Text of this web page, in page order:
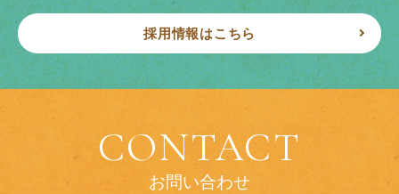
採用情報はこちら
CONTACT
お問い合わせ